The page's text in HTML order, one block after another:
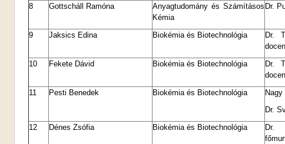
8
Gottscháll Ramóna
Anyagtudomány és Számításos
Kémia
Dr.
9 Jaksics Edina Biokémia és Biotechnológia
Dr.
10
Fekete Dávid Biokémia és Biotechnológia
Dr.
11
Pesti Benedek Biokémia és Biotechnológia
Dr.
12
Dénes Zsófia Biokémia és Biotechnológia
Dr.